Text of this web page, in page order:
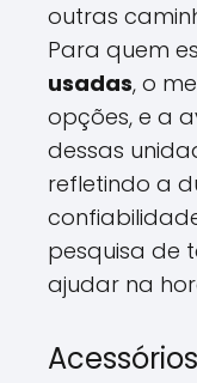
outras
Para quem
usadas, o
opções, e a
dessas
refletindo a
pesquisa de
ajudar na